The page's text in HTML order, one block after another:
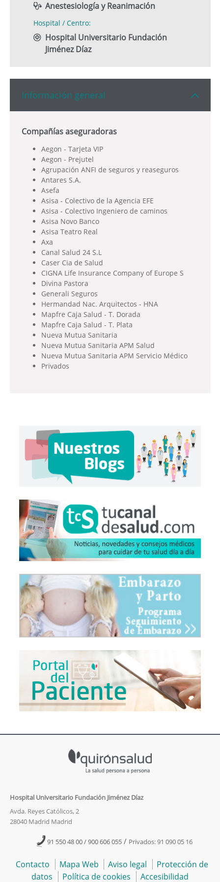
Anestesiología y Reanimación
Hospital / Centro:
Hospital Universitario Fundación
Jiménez Díaz
Información general
Compañías aseguradoras
Aegon - Tarjeta VIP
Aegon - Prejutel
Agrupación ANFI de seguros y reaseguros
Antares S.A.
Asefa
Asisa - Colectivo de la Agencia EFE
Asisa - Colectivo Ingeniero de caminos
Asisa Novo Banco
Asisa Teatro Real
Axa
Canal Salud 24 S.L
Caser Cia de Salud
CIGNA Life Insurance Company of Europe S
Divina Pastora
Generali Seguros
Hermandad Nac. Arquitectos - HNA
Mapfre Caja Salud - T. Dorada
Mapfre Caja Salud - T. Plata
Nueva Mutua Sanitaria
Nueva Mutua Sanitaria APM Salud
Nueva Mutua Sanitaria APM Servicio Médico
Privados
Hospital Universitario Fundación Jiménez Díaz
Avda. Reyes Católicos, 2
28040 Madrid Madrid
91 550 48 00 / 900 606 055 / Privados: 91 090 05 16
Contacto Mapa Web Aviso legal
Protección de
datos
Política de cookies Accesibilidad